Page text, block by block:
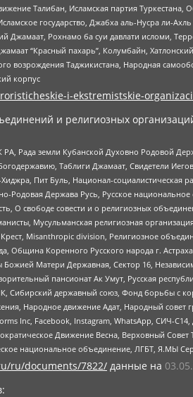
Талибан, Исламская партия
государство, Джабха аль-Нусра ли-
Джамаат, Рохнамо ба суи давлати исломи,
“Красный пахарь”, Колумбайн,
возрождения Таджикистана, Народная
корпус
i-ekstremistskie-
и религиозных
РА, Рада земли Кубанской Духовно Родовой
Таблиги Джамаат, Свидетели
Пит Буль, Национал-
Родовая Держава Русь, Русское
О свободе совести и о религиозных
Мусульманская религиозная
Misanthropic division, Религиозное
Община Коренного Русского народа г.
Божией Матери Державная, Сектор 16,
пансионат Ак Умут, Русская
Сибирский державный союз, Фонд борьбы с
Народное движение Адат, Народный
Inc, Facebook, Instagram, WhatsApp, СИЧ-
Движение Весна, Верховный
национальное объединение, ЛГБТ, Я.МЫ
ru/documents/7822/ данные на